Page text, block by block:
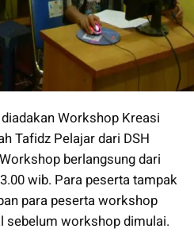
Workshop Kreasi
Tafidz Pelajar dari DSH
berlangsung dari
wib. Para peserta tampak
para peserta workshop
sebelum workshop dimulai.